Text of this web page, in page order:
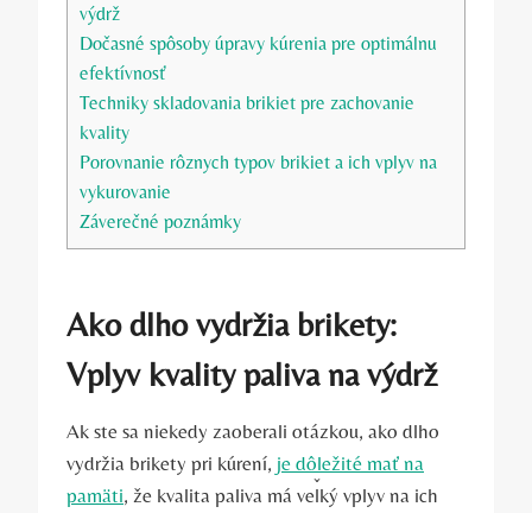
výdrž
Dočasné spôsoby úpravy ⁣kúrenia pre optimálnu
efektívnosť
Techniky skladovania brikiet pre zachovanie
kvality
Porovnanie rôznych ⁢typov brikiet a ich⁢ vplyv na
vykurovanie
Záverečné poznámky
Ako dlho vydržia brikety:
Vplyv⁣ kvality paliva na výdrž
Ak ste sa niekedy zaoberali otázkou, ako dlho
vydržia brikety pri kúrení, je ​dôležité ‌mať na
pamäti, že kvalita paliva má veľký vplyv na ich